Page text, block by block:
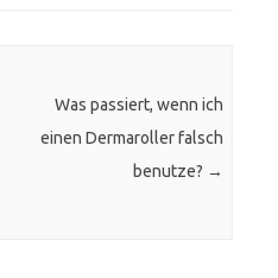
Was passiert, wenn ich
einen Dermaroller falsch
benutze? →